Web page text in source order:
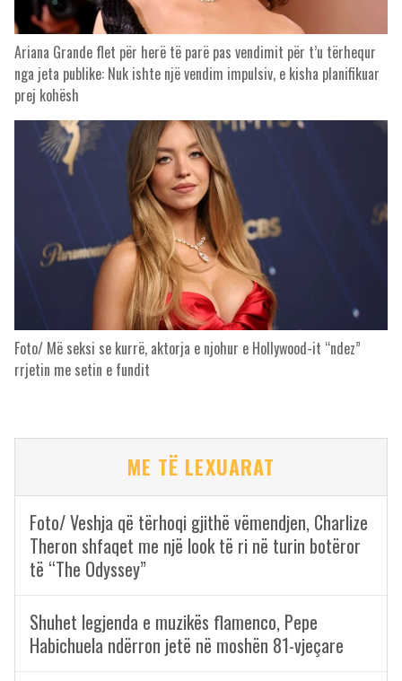
Ariana Grande flet për herë të parë pas vendimit për t’u tërhequr
nga jeta publike: Nuk ishte një vendim impulsiv, e kisha planifikuar
prej kohësh
Foto/ Më seksi se kurrë, aktorja e njohur e Hollywood-it “ndez”
rrjetin me setin e fundit
ME TË LEXUARAT
Foto/ Veshja që tërhoqi gjithë vëmendjen, Charlize
Theron shfaqet me një look të ri në turin botëror
të “The Odyssey”
Shuhet legjenda e muzikës flamenco, Pepe
Habichuela ndërron jetë në moshën 81-vjeçare